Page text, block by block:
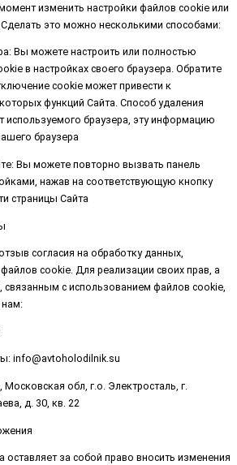
изменить настройки файлов cookie или
Сделать это можно несколькими способами:
Вы можете настроить или полностью
в настройках своего браузера. Обратите
cookie может привести к
функций Сайта. Способ удаления
используемого браузера, эту информацию
браузера
Вы можете повторно вызвать панель
нажав на соответствующую кнопку
страницы Сайта
согласия на обработку данных,
cookie. Для реализации своих прав, а
связанным с использованием файлов cookie,
нам:
info@avtoholodilnik.su
обл, г.о. Электросталь, г.
д. 30, кв. 22
оставляет за собой право вносить изменения